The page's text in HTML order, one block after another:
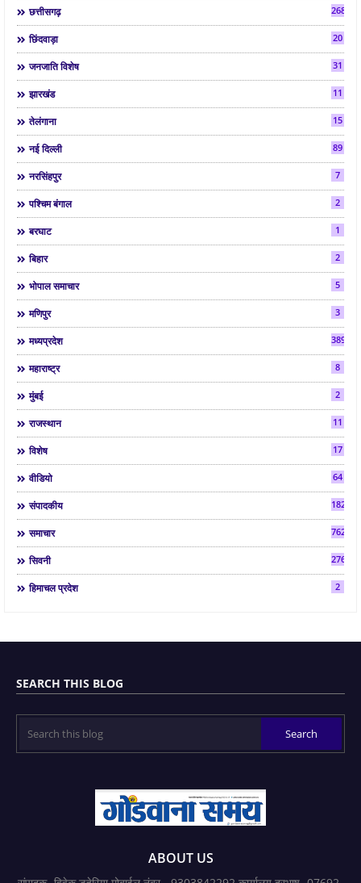
छत्तीसगढ़ 268
छिंदवाड़ा 20
जनजाति विशेष 31
झारखंड 11
तेलंगाना 15
नई दिल्ली 89
नरसिंहपुर 7
पश्चिम बंगाल 2
बरघाट 1
बिहार 2
भोपाल समाचार 5
मणिपुर 3
मध्यप्रदेश 3892
महाराष्ट्र 8
मुंबई 2
राजस्थान 11
विशेष 17
वीडियो 64
संपादकीय 182
समाचार 7624
सिवनी 2763
हिमाचल प्रदेश 2
SEARCH THIS BLOG
ABOUT US